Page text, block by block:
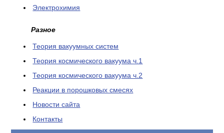
Электрохимия
Разное
Теория вакуумных систем
Теория космического вакуума ч.1
Теория космического вакуума ч.2
Реакции в порошковых смесях
Новости сайта
Контакты